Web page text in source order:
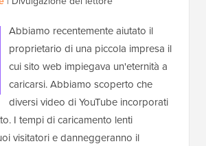
Abbiamo recentemente aiutato il
proprietario di una piccola impresa il
cui sito web impiegava un'eternità a
caricarsi. Abbiamo scoperto che
diversi video di YouTube incorporati
I tempi di caricamento lenti
visitatori e danneggeranno il